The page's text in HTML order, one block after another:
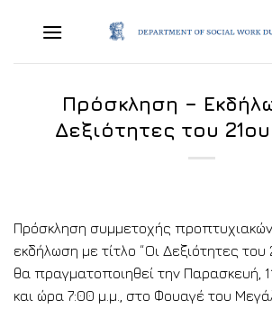
Πρόσκληση –
Δεξιότητες του
Πρόσκληση συμμετοχής
εκδήλωση με τίτλο “Οι Δεξιότητες
θα πραγματοποιηθεί την Παρασκευή,
και ώρα 7:00 μ.μ., στο Φουαγέ του